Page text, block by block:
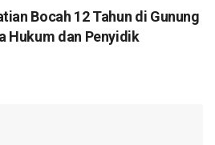
Bocah 12 Tahun di Gunung
Hukum dan Penyidik